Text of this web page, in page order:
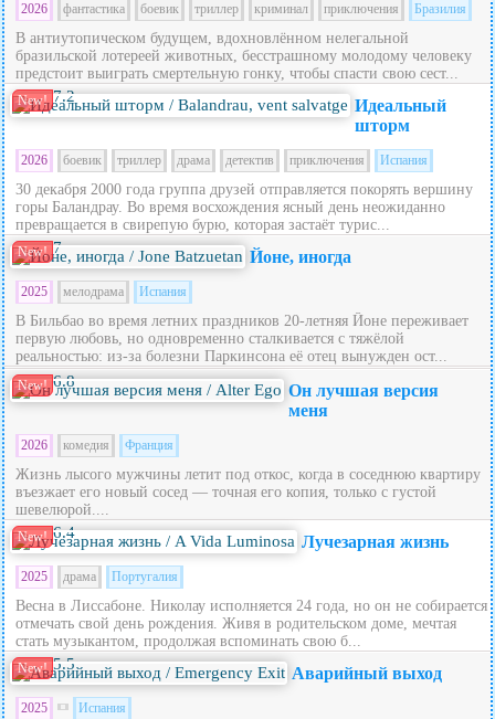
2026 фантастика боевик триллер криминал приключения Бразилия
В антиутопическом будущем, вдохновлённом нелегальной
бразильской лотереей животных, бесстрашному молодому человеку
предстоит выиграть смертельную гонку, чтобы спасти свою сест...
New! 7.2
Идеальный
шторм
2026 боевик триллер драма детектив приключения Испания
30 декабря 2000 года группа друзей отправляется покорять вершину
горы Баландрау. Во время восхождения ясный день неожиданно
превращается в свирепую бурю, которая застаёт турис...
New! 7 Йоне, иногда
2025 мелодрама Испания
В Бильбао во время летних праздников 20‑летняя Йоне переживает
первую любовь, но одновременно сталкивается с тяжёлой
реальностью: из‑за болезни Паркинсона её отец вынужден ост...
New! 6.8
Он лучшая версия
меня
2026 комедия Франция
Жизнь лысого мужчины летит под откос, когда в соседнюю квартиру
въезжает его новый сосед — точная его копия, только с густой
шевелюрой....
New! 6.4 Лучезарная жизнь
2025 драма Португалия
Весна в Лиссабоне. Николау исполняется 24 года, но он не собирается
отмечать свой день рождения. Живя в родительском доме, мечтая
стать музыкантом, продолжая вспоминать свою б...
New! 5.5 Аварийный выход
2025 Испания